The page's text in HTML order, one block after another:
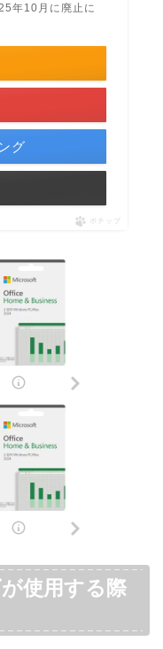
年10月に廃止に
グ
ポチップ
使用する際